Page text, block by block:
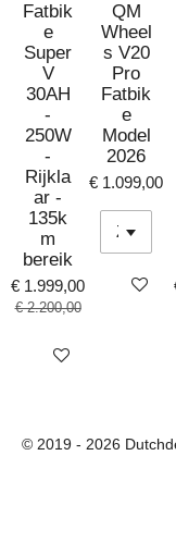
Fatbik
e
Super
V
30AH
-
250W
-
Rijkla
ar -
135k
m
bereik
€ 1.999,00
€ 2.200,00
Bekijk details
QM
Wheel
s V20
Pro
Fatbik
e
Model
2026
€ 1.099,00
Bekijk
© 2019 - 2026